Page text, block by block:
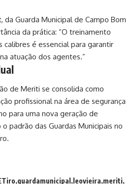
da Guarda Municipal de Campo Bom
da prática: “O treinamento
calibres é essencial para garantir
atuação dos agentes.”
de Meriti se consolida como
profissional na área de segurança
para uma nova geração de
padrão das Guardas Municipais no
guardamunicipal leovieira meriti